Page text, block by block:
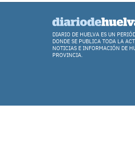
DIARIO DE HUELVA ES UN
DONDE SE PUBLICA TODA LA
NOTICIAS E INFORMACIÓN DE
PROVINCIA.